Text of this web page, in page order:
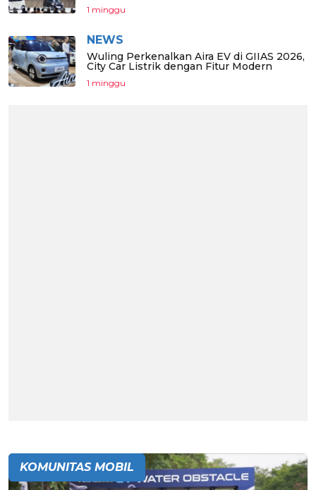
1 minggu
NEWS
Wuling Perkenalkan Aira EV di GIIAS 2026,
City Car Listrik dengan Fitur Modern
1 minggu
KOMUNITAS MOBIL